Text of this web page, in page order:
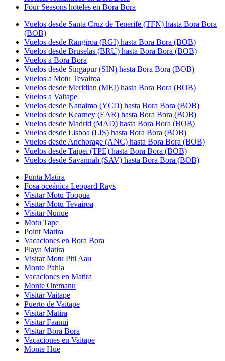
Four Seasons hoteles en Bora Bora
Vuelos desde Santa Cruz de Tenerife (TFN) hasta Bora Bora
(BOB)
Vuelos desde Rangiroa (RGI) hasta Bora Bora (BOB)
Vuelos desde Bruselas (BRU) hasta Bora Bora (BOB)
Vuelos a Bora Bora
Vuelos desde Singapur (SIN) hasta Bora Bora (BOB)
Vuelos a Motu Tevairoa
Vuelos desde Meridian (MEI) hasta Bora Bora (BOB)
Vuelos a Vaitape
Vuelos desde Nanaimo (YCD) hasta Bora Bora (BOB)
Vuelos desde Kearney (EAR) hasta Bora Bora (BOB)
Vuelos desde Madrid (MAD) hasta Bora Bora (BOB)
Vuelos desde Lisboa (LIS) hasta Bora Bora (BOB)
Vuelos desde Anchorage (ANC) hasta Bora Bora (BOB)
Vuelos desde Taipei (TPE) hasta Bora Bora (BOB)
Vuelos desde Savannah (SAV) hasta Bora Bora (BOB)
Punta Matira
Fosa oceánica Leopard Rays
Visitar Motu Toopua
Visitar Motu Tevairoa
Visitar Nunue
Motu Tape
Point Matira
Vacaciones en Bora Bora
Playa Matira
Visitar Motu Piti Aau
Monte Pahia
Vacaciones en Matira
Monte Otemanu
Visitar Vaitape
Puerto de Vaitape
Visitar Matira
Visitar Faanui
Visitar Bora Bora
Vacaciones en Vaitape
Monte Hue